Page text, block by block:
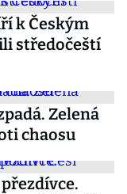
k Českým
středočeští
Zelená
chaosu